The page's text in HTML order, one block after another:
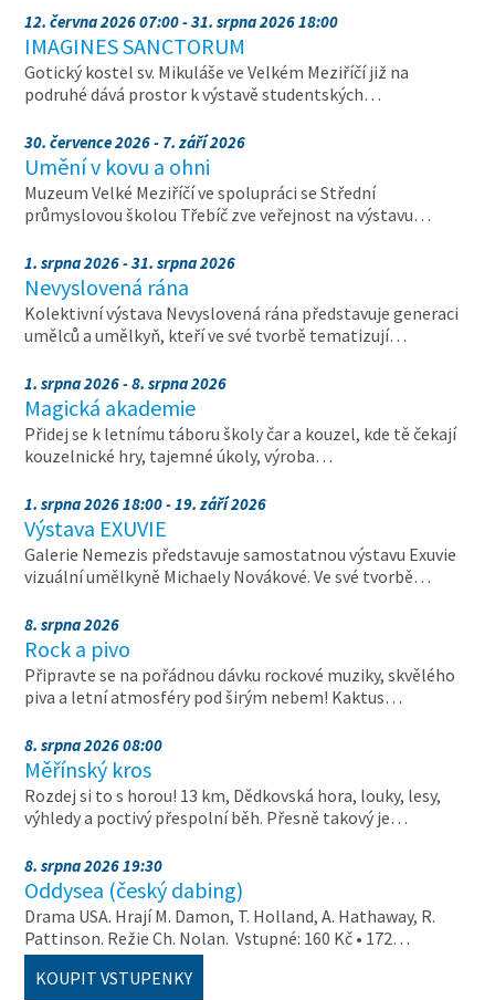
12. června 2026 07:00 - 31. srpna 2026 18:00
IMAGINES SANCTORUM
Gotický kostel sv. Mikuláše ve Velkém Meziříčí již na
podruhé dává prostor k výstavě studentských…
30. července 2026 - 7. září 2026
Umění v kovu a ohni
Muzeum Velké Meziříčí ve spolupráci se Střední
průmyslovou školou Třebíč zve veřejnost na výstavu…
1. srpna 2026 - 31. srpna 2026
Nevyslovená rána
Kolektivní výstava Nevyslovená rána představuje generaci
umělců a umělkyň, kteří ve své tvorbě tematizují…
1. srpna 2026 - 8. srpna 2026
Magická akademie
Přidej se k letnímu táboru školy čar a kouzel, kde tě čekají
kouzelnické hry, tajemné úkoly, výroba…
1. srpna 2026 18:00 - 19. září 2026
Výstava EXUVIE
Galerie Nemezis představuje samostatnou výstavu Exuvie
vizuální umělkyně Michaely Novákové. Ve své tvorbě…
8. srpna 2026
Rock a pivo
Připravte se na pořádnou dávku rockové muziky, skvělého
piva a letní atmosféry pod širým nebem! Kaktus…
8. srpna 2026 08:00
Měřínský kros
Rozdej si to s horou! 13 km, Dědkovská hora, louky, lesy,
výhledy a poctivý přespolní běh. Přesně takový je…
8. srpna 2026 19:30
Oddysea (český dabing)
Drama USA. Hrají M. Damon, T. Holland, A. Hathaway, R.
Pattinson. Režie Ch. Nolan. Vstupné: 160 Kč • 172…
KOUPIT VSTUPENKY